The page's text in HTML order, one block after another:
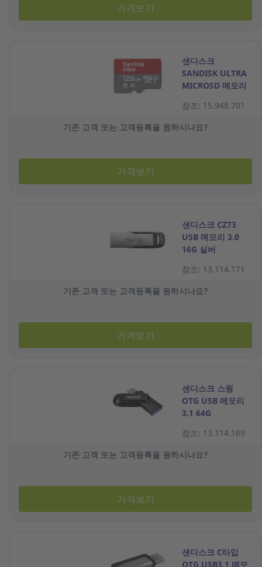
가격보기
샌디스크
SANDISK ULTRA
MICROSD 메모리
참조: 15.948.701
기존 고객 또는 고객등록을 원하시나요?
가격보기
샌디스크 CZ73
USB 메모리 3.0
16G 실버
참조: 13.114.171
기존 고객 또는 고객등록을 원하시나요?
가격보기
샌디스크 스윙
OTG USB 메모리
3.1 64G
참조: 13.114.169
기존 고객 또는 고객등록을 원하시나요?
가격보기
샌디스크 C타입
OTG USB3.1 메모